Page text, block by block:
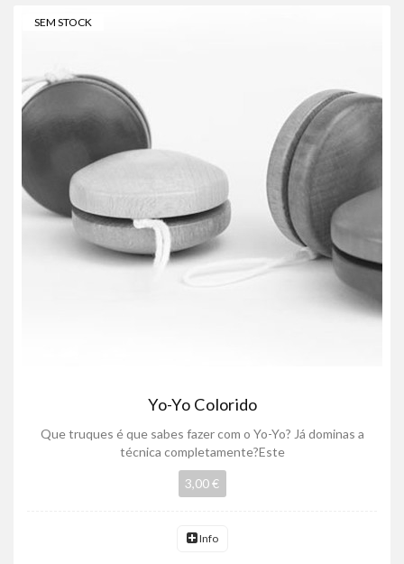
SEM STOCK
Yo-Yo Colorido
Que truques é que sabes fazer com o Yo-Yo? Já dominas a
técnica completamente?Este
3,00 €
Info